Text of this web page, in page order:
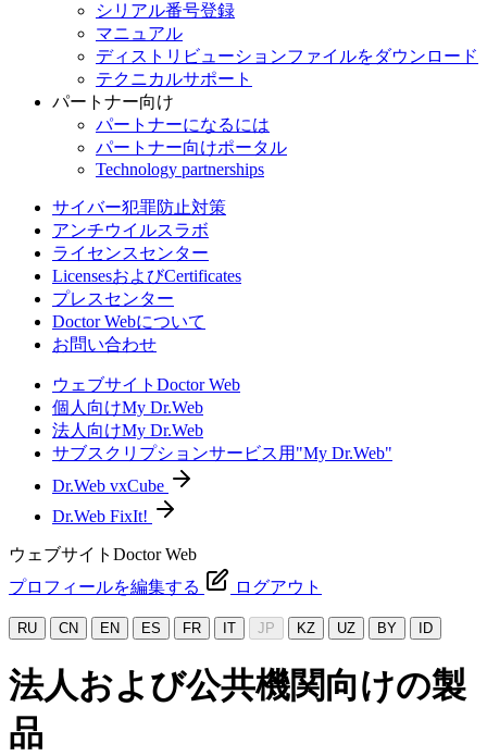
シリアル番号登録
マニュアル
ディストリビューションファイルをダウンロード
テクニカルサポート
パートナー向け
パートナーになるには
パートナー向けポータル
Technology partnerships
サイバー犯罪防止対策
アンチウイルスラボ
ライセンスセンター
LicensesおよびCertificates
プレスセンター
Doctor Webについて
お問い合わせ
ウェブサイトDoctor Web
個人向けMy Dr.Web
法人向けMy Dr.Web
サブスクリプションサービス用"My Dr.Web"
Dr.Web vxCube
Dr.Web FixIt!
ウェブサイトDoctor Web
プロフィールを編集する
ログアウト
RU CN EN ES FR IT JP KZ UZ BY ID
法人および公共機関向けの製
品